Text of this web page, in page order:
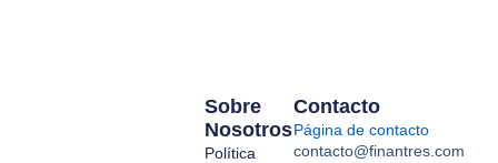
Sobre
Nosotros
Política
Contacto
Página de contacto
contacto@finantres.com